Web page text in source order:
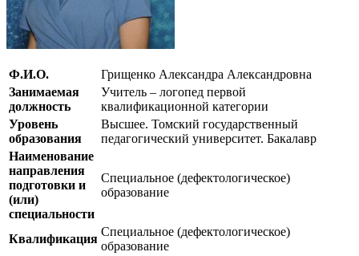
Ф.И.О.
Грищенко Александра Александровна
Занимаемая
должность
Учитель – логопед первой
квалификационной категории
Уровень
образования
Высшее. Томский государственный
педагогический университет. Бакалавр
Наименование
направления
подготовки и
(или)
специальности
Специальное (дефектологическое)
образование
Квалификация
Специальное (дефектологическое)
образование